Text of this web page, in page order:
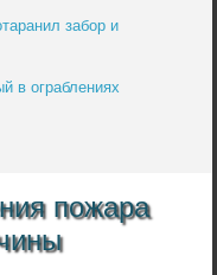
забор и
в ограблениях
пожара